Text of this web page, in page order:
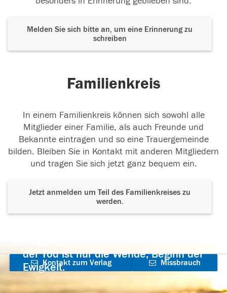
Melden Sie sich bitte an, um eine Erinnerung zu
schreiben
Familienkreis
In einem Familienkreis können sich sowohl alle
Mitglieder einer Familie, als auch Freunde und
Bekannte eintragen und so eine Trauergemeinde
bilden. Bleiben Sie in Kontakt mit anderen Mitgliedern
und tragen Sie sich jetzt ganz bequem ein.
Jetzt anmelden um Teil des Familienkreises zu
werden.
der Tod ist nur die Wende, Beginn der
Ewigkeit.
Kontakt zum Verlag
aufnehmen
Missbrauch